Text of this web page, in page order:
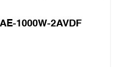
1000W-2AVDF